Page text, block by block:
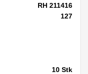
RH 211416
127
10 Stk